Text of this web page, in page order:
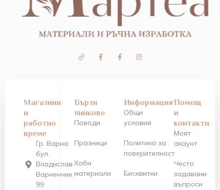
Магазини
и
работно
време
Гр. Варна
бул.
Владислав
Варненчик
99
Бързи
линкове
Поводи
Празници
Хоби
материали
Информация
Общи
условия
Политика за
поверителност
Бисквитки
Помощ
и
контакти
Моят
акаунт
Често
задавани
въпроси